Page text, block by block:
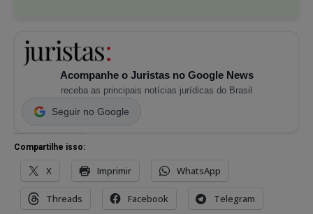
Acompanhe o Juristas no Google News
receba as principais notícias jurídicas do Brasil
Seguir no Google
Compartilhe isso:
X Imprimir WhatsApp
Threads Facebook Telegram